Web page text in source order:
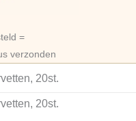
=
verzonden
20st.
20st.